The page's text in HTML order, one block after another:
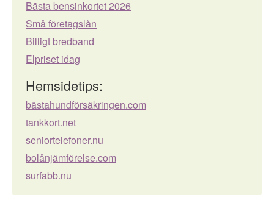
Bästa bensinkortet 2026
Små företagslån
Billigt bredband
Elpriset idag
Hemsidetips:
bästahundförsäkringen.com
tankkort.net
seniortelefoner.nu
bolånjämförelse.com
surfabb.nu